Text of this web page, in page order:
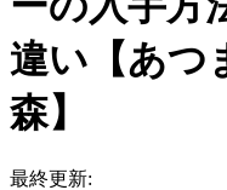
違い【あつ
森】
最終更新: